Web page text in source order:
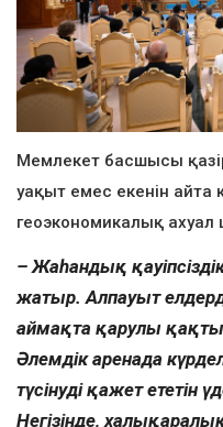
Мемлекет басшысы
уақыт емес екенін айта
геоэкономикалық ахуал
– Жаһандық
жатыр. Алпауыт
аймақта қарулы
Әлемдік аренада
түсінуді қажет ететін
Негізінде,